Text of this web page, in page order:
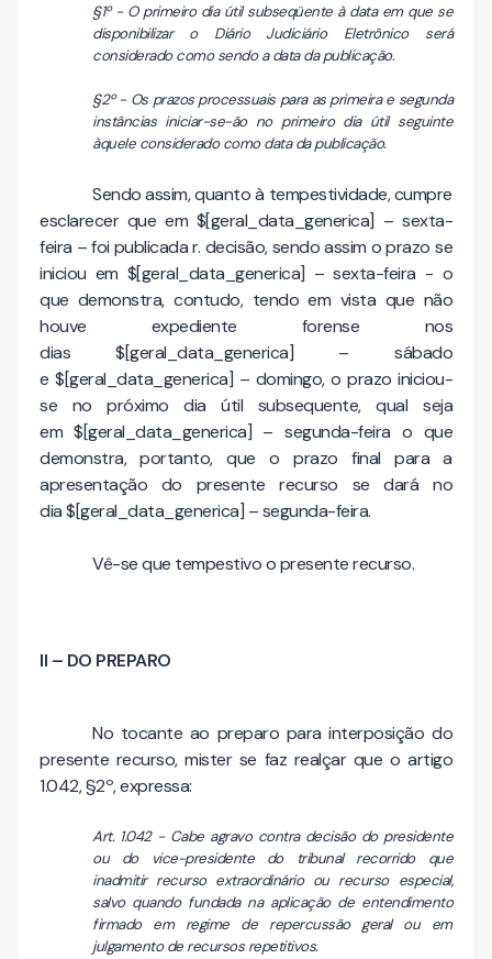
§1º - O primeiro dia útil subseqüente à data em que se
disponibilizar o Diário Judiciário Eletrônico será
considerado como sendo a data da publicação.
§2º - Os prazos processuais para as primeira e segunda
instâncias iniciar-se-ão no primeiro dia útil seguinte
àquele considerado como data da publicação.
Sendo assim, quanto à tempestividade, cumpre
esclarecer que em $[geral_data_generica] – sexta-
feira – foi publicada r. decisão, sendo assim o prazo se
iniciou em $[geral_data_generica] – sexta-feira - o
que demonstra, contudo, tendo em vista que não
houve expediente forense nos
dias $[geral_data_generica] – sábado
e $[geral_data_generica] – domingo, o prazo iniciou-
se no próximo dia útil subsequente, qual seja
em $[geral_data_generica] – segunda-feira o que
demonstra, portanto, que o prazo final para a
apresentação do presente recurso se dará no
dia $[geral_data_generica] – segunda-feira.
Vê-se que tempestivo o presente recurso.
II – DO PREPARO
No tocante ao preparo para interposição do
presente recurso, mister se faz realçar que o artigo
1.042, §2º, expressa:
Art. 1.042 - Cabe agravo contra decisão do presidente
ou do vice-presidente do tribunal recorrido que
inadmitir recurso extraordinário ou recurso especial,
salvo quando fundada na aplicação de entendimento
firmado em regime de repercussão geral ou em
julgamento de recursos repetitivos.